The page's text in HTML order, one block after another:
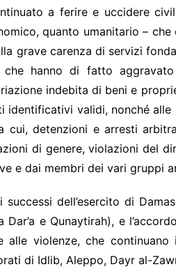
a ferire e uccidere
quanto umanitario –
grave carenza di servizi
che hanno di fatto
indebita di beni e
identificativi validi, nonché
cui, detenzioni e arresti
di genere, violazioni del
e dai membri dei vari gruppi
successi dell’esercito di
Dar’a e Qunaytirah), e
alle violenze, che
di Idlib, Aleppo, Dayr al-